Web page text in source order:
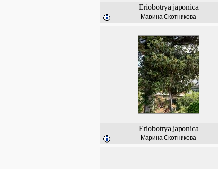
Eriobotrya japonica
Марина Скотникова
Eriobotrya japonica
Марина Скотникова